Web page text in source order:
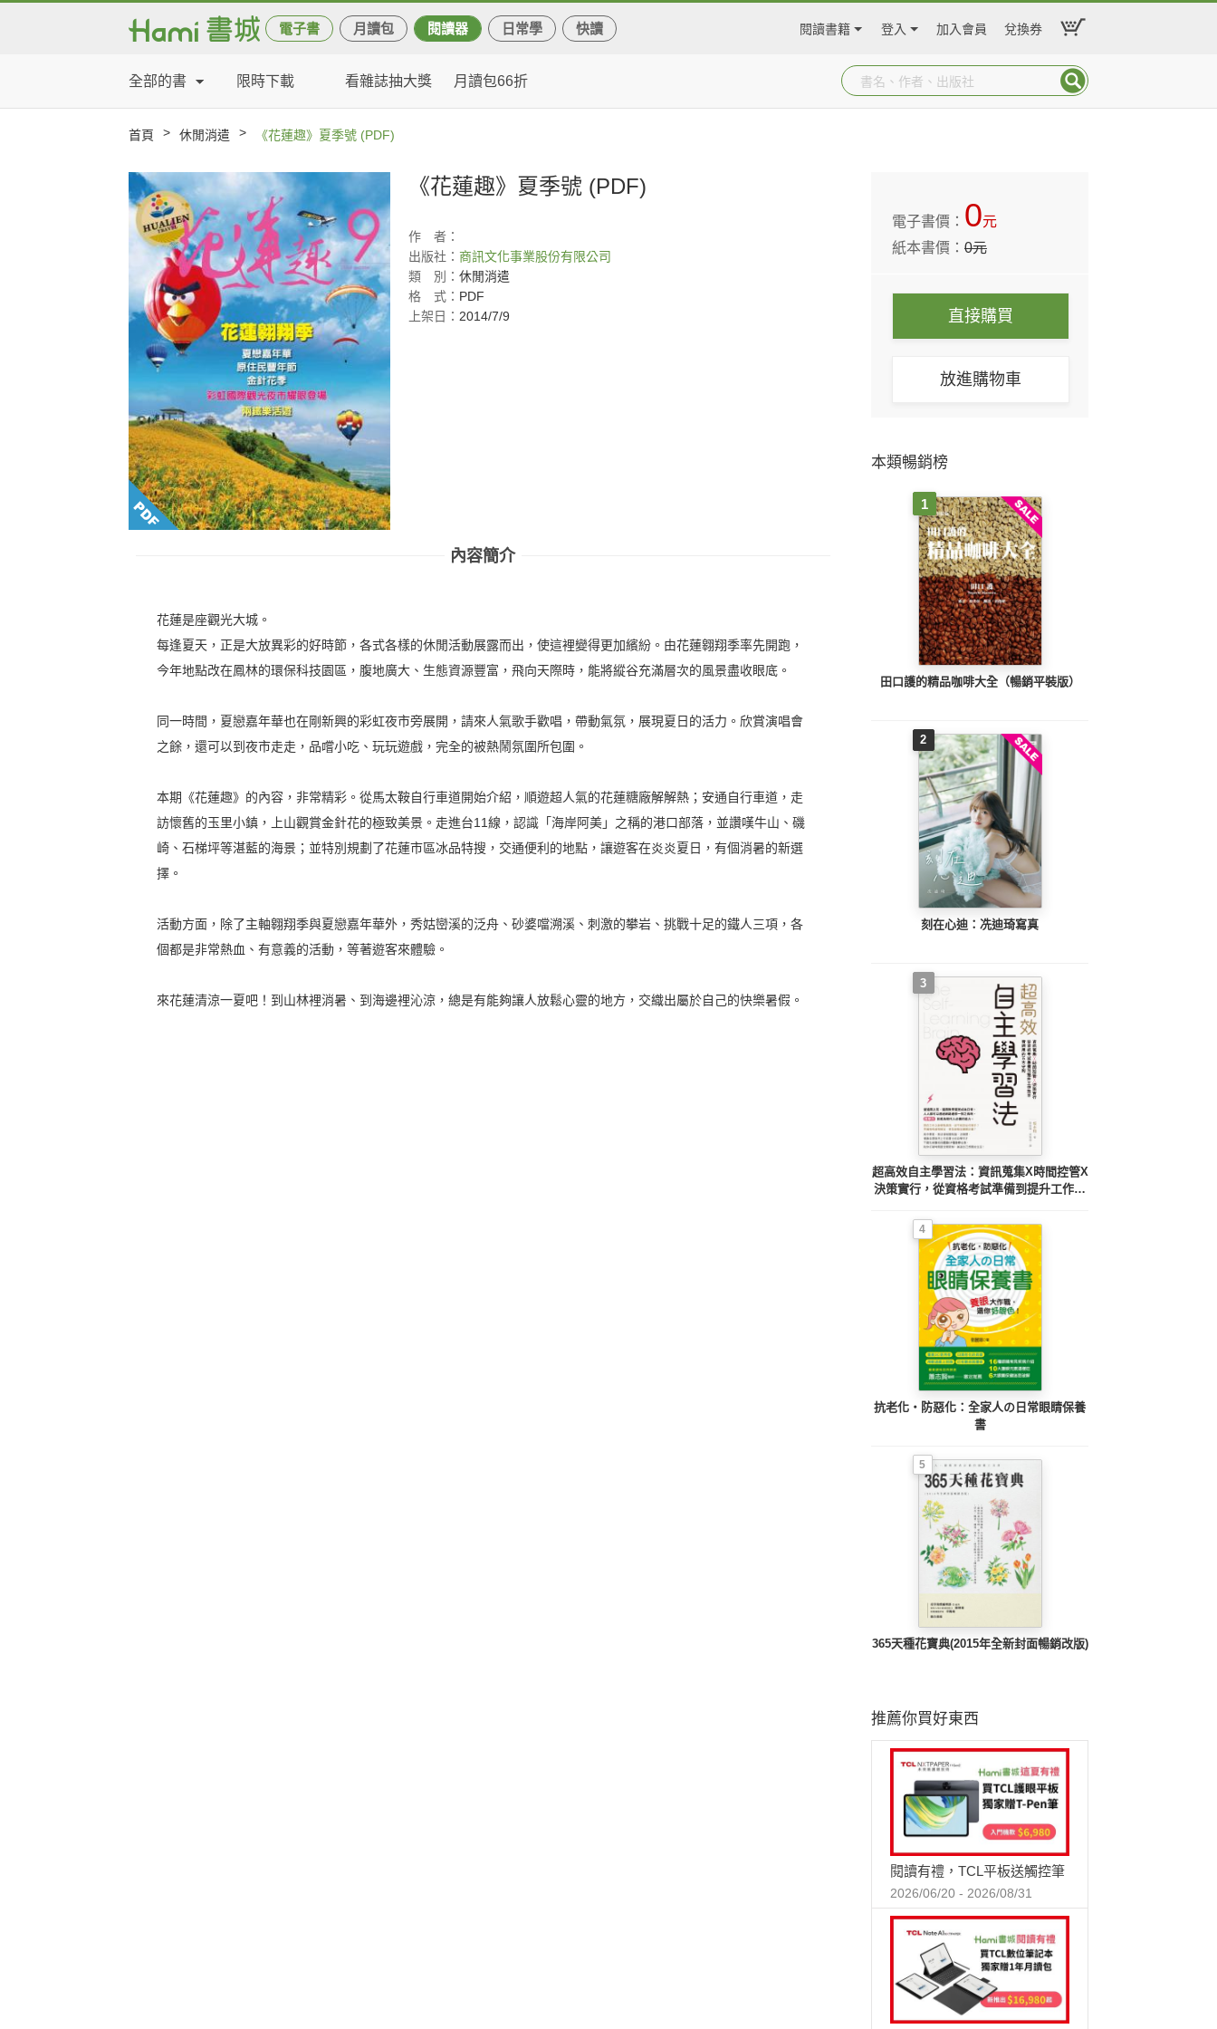
電子書 月讀包 閱讀器 日常學 快讀 閱讀書籍 登入 加入會員 兌換券
全部的書 限時下載 看雜誌抽大獎 月讀包66折
首頁 > 休閒消遣 > 《花蓮趣》夏季號 (PDF)
《花蓮趣》夏季號 (PDF)
作
者：
出版社： 商訊文化事業股份有限公司
類
別： 休閒消遣
格
式： PDF
上架日： 2014/7/9
內容簡介
花蓮是座觀光大城。
每逢夏天，正是大放異彩的好時節，各式各樣的休閒活動展露而出，使這裡變得更加繽紛。由花蓮翱翔季率先開跑，
今年地點改在鳳林的環保科技園區，腹地廣大、生態資源豐富，飛向天際時，能將縱谷充滿層次的風景盡收眼底。
同一時間，夏戀嘉年華也在剛新興的彩虹夜市旁展開，請來人氣歌手歡唱，帶動氣氛，展現夏日的活力。欣賞演唱會
之餘，還可以到夜市走走，品嚐小吃、玩玩遊戲，完全的被熱鬧氛圍所包圍。
本期《花蓮趣》的內容，非常精彩。從馬太鞍自行車道開始介紹，順遊超人氣的花蓮糖廠解解熱；安通自行車道，走
訪懷舊的玉里小鎮，上山觀賞金針花的極致美景。走進台11線，認識「海岸阿美」之稱的港口部落，並讚嘆牛山、磯
崎、石梯坪等湛藍的海景；並特別規劃了花蓮市區冰品特搜，交通便利的地點，讓遊客在炎炎夏日，有個消暑的新選
擇。
活動方面，除了主軸翱翔季與夏戀嘉年華外，秀姑巒溪的泛舟、砂婆噹溯溪、刺激的攀岩、挑戰十足的鐵人三項，各
個都是非常熱血、有意義的活動，等著遊客來體驗。
來花蓮清涼一夏吧！到山林裡消暑、到海邊裡沁涼，總是有能夠讓人放鬆心靈的地方，交織出屬於自己的快樂暑假。
電子書價： 0元
紙本書價：0元
直接購買
放進購物車
本類暢銷榜
1
田口護的精品咖啡大全（暢銷平裝版）
2
刻在心迪：冼迪琦寫真
3
超高效自主學習法：資訊蒐集X時間控管X
決策實行，從資格考試準備到提升工作效
4
抗老化‧防惡化：全家人の日常眼睛保養
書
5
365天種花寶典(2015年全新封面暢銷改版)
推薦你買好東西
閱讀有禮，TCL平板送觸控筆
2026/06/20 - 2026/08/31